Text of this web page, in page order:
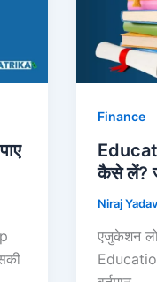
Finance
कैसे लें?
Niraj Yadav
एजुकेशन